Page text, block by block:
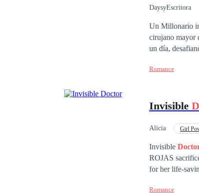
DaysyEscritora
Un Millonario irresistible. Una chica atrevida y rebelde.
cirujano mayor
un día,
encrucijada
Romance
Invisible
Alicia Girl
Invisible
ROJAS
for her life-
discovers she
Romance